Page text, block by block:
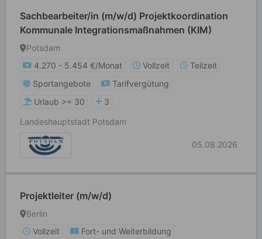
Sachbearbeiter/in (m/w/d) Projektkoordination
Kommunale Integrationsmaßnahmen (KIM)
Potsdam
4.270 - 5.454 €/Monat
Vollzeit
Teilzeit
Sportangebote
Tarifvergütung
Urlaub >= 30
3
Landeshauptstadt Potsdam
05.08.2026
Projektleiter (m/w/d)
Berlin
Vollzeit
Fort- und Weiterbildung